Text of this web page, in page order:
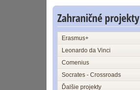
Zahraničné projekty
Erasmus+
Leonardo da Vinci
Comenius
Socrates - Crossroads
Ďalšie projekty